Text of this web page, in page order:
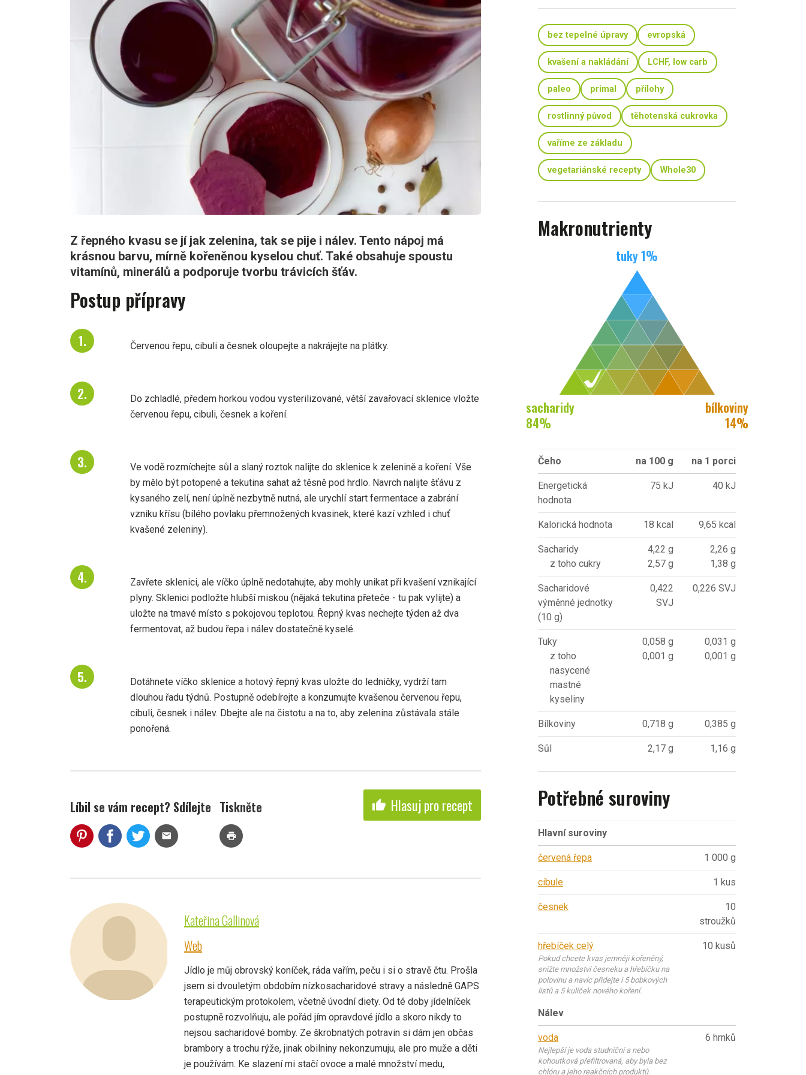
Z řepného kvasu se jí jak zelenina, tak se pije i nálev. Tento nápoj má
krásnou barvu, mírně kořeněnou kyselou chuť. Také obsahuje spoustu
vitamínů, minerálů a podporuje tvorbu trávicích šťáv.
Postup přípravy
Červenou řepu, cibuli a česnek oloupejte a nakrájejte na plátky.
Do zchladlé, předem horkou vodou vysterilizované, větší zavařovací sklenice vložte
červenou řepu, cibuli, česnek a koření.
Ve vodě rozmíchejte sůl a slaný roztok nalijte do sklenice k zelenině a koření. Vše
by mělo být potopené a tekutina sahat až těsně pod hrdlo. Navrch nalijte šťávu z
kysaného zelí, není úplně nezbytně nutná, ale urychlí start fermentace a zabrání
vzniku křísu (bílého povlaku přemnožených kvasinek, které kazí vzhled i chuť
kvašené zeleniny).
Zavřete sklenici, ale víčko úplně nedotahujte, aby mohly unikat při kvašení vznikající
plyny. Sklenici podložte hlubší miskou (nějaká tekutina přeteče - tu pak vylijte) a
uložte na tmavé místo s pokojovou teplotou. Řepný kvas nechejte týden až dva
fermentovat, až budou řepa i nálev dostatečně kyselé.
Dotáhnete víčko sklenice a hotový řepný kvas uložte do ledničky, vydrží tam
dlouhou řadu týdnů. Postupně odebírejte a konzumujte kvašenou červenou řepu,
cibuli, česnek i nálev. Dbejte ale na čistotu a na to, aby zelenina zůstávala stále
ponořená.
Líbil se vám recept? Sdílejte
mail
Tiskněte
print
thumb_up Hlasuj pro recept
Kateřina Gallinová
Web
Jídlo je můj obrovský koníček, ráda vařím, peču i si o stravě čtu. Prošla
jsem si dvouletým obdobím nízkosacharidové stravy a následně GAPS
terapeutickým protokolem, včetně úvodní diety. Od té doby jídelníček
postupně rozvolňuju, ale pořád jím opravdové jídlo a skoro nikdy to
nejsou sacharidové bomby. Ze škrobnatých potravin si dám jen občas
brambory a trochu rýže, jinak obilniny nekonzumuju, ale pro muže a děti
je používám. Ke slazení mi stačí ovoce a malé množství medu,
bez tepelné úpravy evropská
kvašení a nakládání LCHF, low carb
paleo primal přílohy
rostlinný původ těhotenská cukrovka
vaříme ze základu
vegetariánské recepty Whole30
Makronutrienty
tuky1%
sacharidy
84%
bílkoviny
14%
Čeho na 100 g na 1 porci
Energetická
hodnota
75 kJ 40 kJ
Kalorická hodnota 18 kcal 9,65 kcal
Sacharidy
z toho cukry
4,22 g
2,57 g
2,26 g
1,38 g
Sacharidové
výměnné jednotky
(10 g)
0,422
SVJ
0,226 SVJ
Tuky
z toho
nasycené
mastné
kyseliny
0,058 g
0,001 g
0,031 g
0,001 g
Bílkoviny 0,718 g 0,385 g
Sůl 2,17 g 1,16 g
Potřebné suroviny
Hlavní suroviny
červená řepa 1 000 g
cibule 1 kus
česnek
10
stroužků
hřebíček celý
Pokud chcete kvas jemněji kořeněný,
snižte množství česneku a hřebíčku na
polovinu a navíc přidejte i 5 bobkových
listů a 5 kuliček nového koření.
10 kusů
Nálev
voda
Nejlepší je voda studniční a nebo
kohoutková přefiltrovaná, aby byla bez
chlóru a jeho reakčních produktů.
6 hrnků